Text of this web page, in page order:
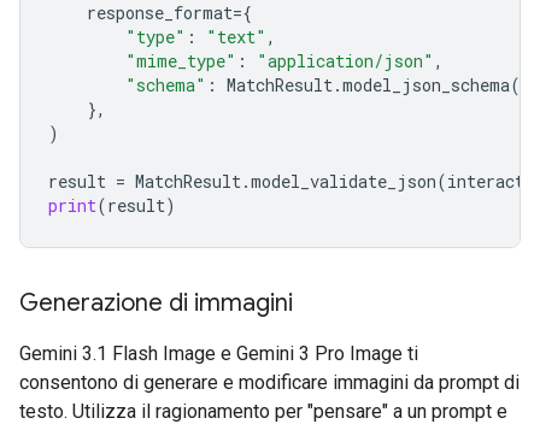
response_format={
"type" : "text" ,
"mime_type" : "application/json" ,
"schema" : MatchResult.model_json_schema()
},
)
result = MatchResult.model_validate_json(
print(result)
Generazione di immagini
Gemini 3.1 Flash Image e Gemini 3 Pro Image ti
consentono di generare e modificare immagini da prompt di
testo. Utilizza il ragionamento per "pensare" a un prompt e